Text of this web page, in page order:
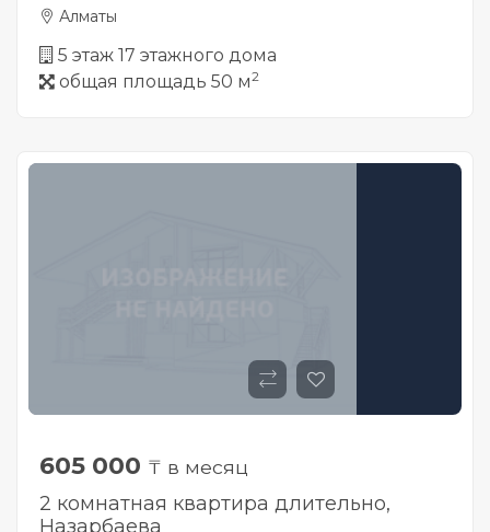
Алматы
5 этаж 17 этажного дома
общая площадь 50 м2
605 000 ₸ в месяц
2 комнатная квартира длительно,
Назарбаева